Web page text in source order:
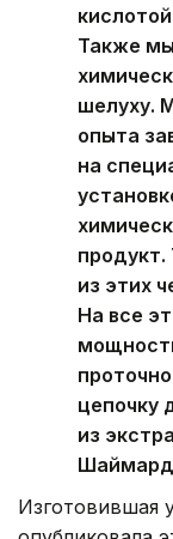
Также
шелуху.
опыта
на
из этих
На все
цепочку
из
Изготовившая